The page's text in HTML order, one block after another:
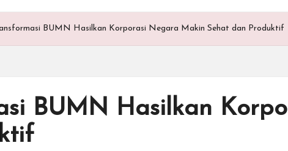
BUMN Hasilkan Korporasi Negara Makin Sehat dan Produktif
BUMN Hasilkan